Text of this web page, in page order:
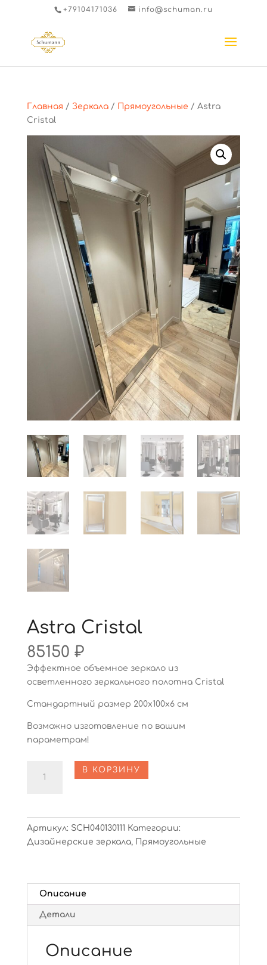
+79104171036 info@schuman.ru
Главная / Зеркала/ Прямоугольные / Astra
Cristal
Astra Cristal
85150 ₽
Эффектное объемное зеркало из
осветленного зеркального полотна Cristal
Стандартный размер 200х100х6 см
Возможно изготовление по вашим
параметрам!
Astra
В КОРЗИНУ
Артикул: SCH040130111 Категории:
Дизайнерские зеркала, Прямоугольные
Описание
Детали
Описание